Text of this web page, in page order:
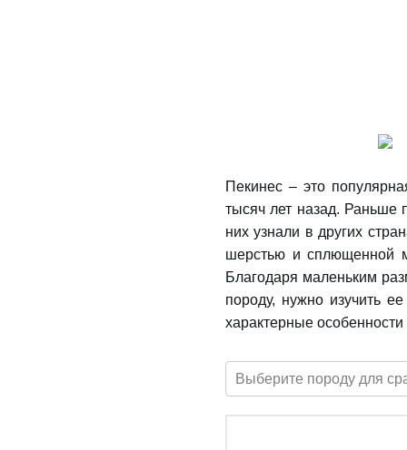
Пекинес – это
тысяч лет назад. Раньше
них узнали в других
шерстью и сплющенной
Благодаря маленьким
породу, нужно изучить
характерные
Выберите породу для